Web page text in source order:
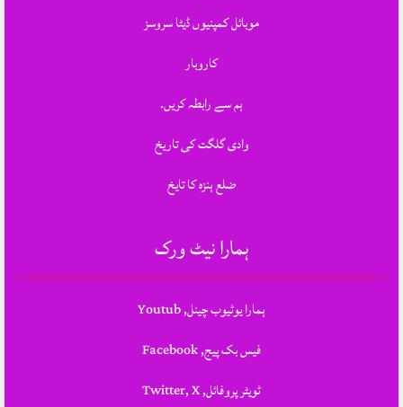
موبائل کمپنیوں ڈیٹا سروسز
کاروبار
ہم سے رابطہ کریں.
وادی گلگت کی تاریخ
ضلع ہنزہ کا تایخ
ہمارا نیٹ ورک
ہمارا یوٹیوب چینل, Youtub
فیس بک پیج, Facebook
ٹویٹر پروفائل, Twitter, X